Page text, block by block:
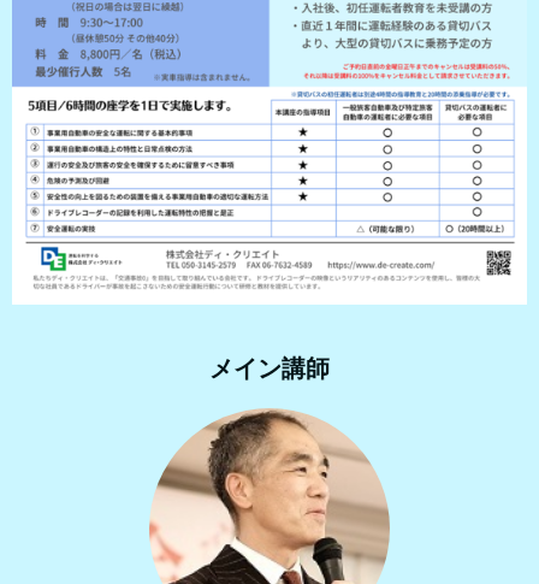
メイン講師